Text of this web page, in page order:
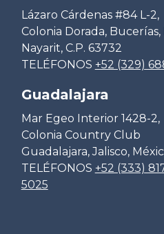
Lázaro Cárdenas #84 L-2,
Colonia Dorada,
Nayarit, C.P. 63732
TELÉFONOS +52 (329)
Guadalajara
Mar Egeo Interior 1428-2,
Colonia Country Club
Guadalajara, Jalisco,
TELÉFONOS +52 (333)
5025